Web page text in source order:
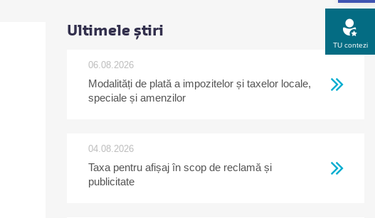
Ultimele știri
06.08.2026
Modalități de plată a impozitelor și taxelor locale,
speciale și amenzilor
04.08.2026
Taxa pentru afișaj în scop de reclamă și
publicitate
TU contezi
Opinia ta
Apel gratuit
Newsletter
Program